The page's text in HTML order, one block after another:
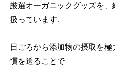
厳選オーガニックグッズを
扱っています。
日ごろから添加物の摂取を
慣を送ることで